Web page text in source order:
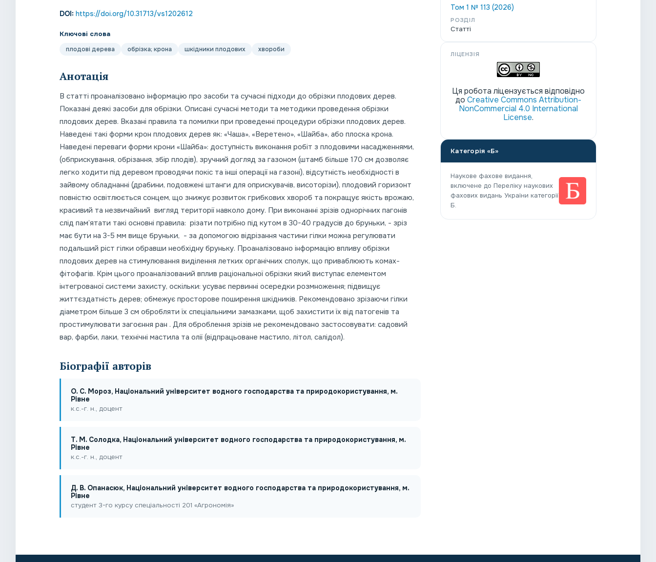
DOI: https://doi.org/10.31713/vs1202612
Ключові слова
плодові дерева обрізка; крона шкідники плодових хвороби
Анотація
В статті проаналізовано інформацію про засоби та сучасні підходи до обрізки плодових дерев.
Показані деякі засоби для обрізки. Описані сучасні методи та методики проведення обрізки
плодових дерев. Вказані правила та помилки при проведенні процедури обрізки плодових дерев.
Наведені такі форми крон плодових дерев як: «Чаша», «Веретено», «Шайба», або плоска крона.
Наведені переваги форми крони «Шайба»: доступність виконання робіт з плодовими насадженнями,
(обприскування, обрізання, збір плодів), зручний догляд за газоном (штамб більше 170 см дозволяє
легко ходити під деревом проводячи покіс та інші операції на газоні), відсутність необхідності в
зайвому обладнанні (драбини, подовжені штанги для оприскувачів, висоторізи), плодовий горизонт
повністю освітлюється сонцем, що знижує розвиток грибкових хвороб та покращує якість врожаю,
красивий та незвичайний вигляд території навколо дому. При виконанні зрізів однорічних пагонів
слід пам’ятати такі основні правила: різати потрібно під кутом в 30-40 градусів до бруньки, - зріз
має бути на 3-5 мм вище бруньки, - за допомогою відрізання частини гілки можна регулювати
подальший ріст гілки обравши необхідну бруньку. Проаналізовано інформацію впливу обрізки
плодових дерев на стимулювання виділення летких органічних сполук, що приваблюють комах-
фітофагів. Крім цього проаналізований вплив раціональної обрізки який виступає елементом
інтегрованої системи захисту, оскільки: усуває первинні осередки розмноження; підвищує
життєздатність дерев; обмежує просторове поширення шкідників. Рекомендовано зрізаючи гілки
діаметром більше 3 см обробляти їх спеціальними замазками, щоб захистити їх від патогенів та
простимулювати загоєння ран . Для оброблення зрізів не рекомендовано застосовувати: садовий
вар, фарби, лаки, технічні мастила та олії (відпрацьоване мастило, літол, салідол).
Біографії авторів
О. С. Мороз, Національний університет водного господарства та природокористування, м.
Рівне
к.с.-г. н., доцент
Т. М. Солодка, Національний університет водного господарства та природокористування, м.
Рівне
к.с.-г. н., доцент
Д. В. Опанасюк, Національний університет водного господарства та природокористування, м.
Рівне
студент 3-го курсу спеціальності 201 «Агрономія»
Том 1 № 113 (2026)
РОЗДІЛ
Статті
ЛІЦЕНЗІЯ
Ця робота ліцензується відповідно
до Creative Commons Attribution-
NonCommercial 4.0 International
License.
Категорія «Б»
Наукове фахове видання,
включене до Переліку наукових
фахових видань України категорії
Б.